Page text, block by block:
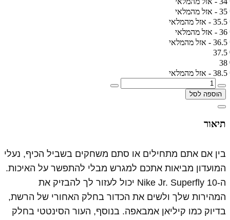
35 - אזל מהמלאי
35.5 - אזל מהמלאי
36 - אזל מהמלאי
36.5 - אזל מהמלאי
37.5
38
38.5 - אזל מהמלאי
הוספה לסל
תיאור
בין אם אתם מתחילים או סתם משחקים בשביל הכיף, נעלי
המועדון מביאות אתכם למגרש מבלי להתפשר על האיכות.
ה-Nike Jr. Superfly 10 יכול לעזור לך להבזיק את
המהירות שלך ולשים את הכדור בחלק האחורי של הרשת,
בדיוק כמו קיליאן אמבאפה. בנוסף, העור הסינטטי בחלק